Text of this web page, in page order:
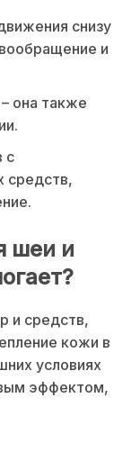
снизу
и
она также
с
средств,
шеи и
и средств,
кожи в
условиях
эффектом,